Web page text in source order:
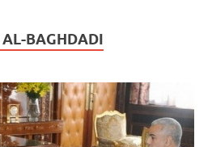
AL-BAGHDADI